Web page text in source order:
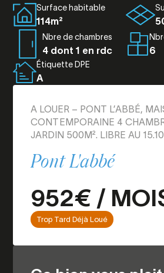
Surface habitable
114m²
Nbre de chambres
4 dont 1 en rdc 6
Étiquette DPE
A
A LOUER – PONT L’ABBÉ,
CONTEMPORAINE 4
JARDIN 500M². LIBRE AU
Pont L'abbé
952€ /
Trop Tard Déjà Loué